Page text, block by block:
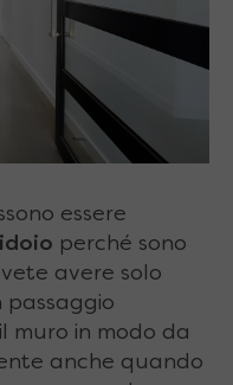
essere
perché sono
avere solo
passaggio
muro in modo da
anche quando